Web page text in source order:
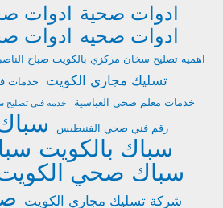
ادوات صحية ادوات
ادوات صحيه ادوات
اهميه تصليح سخان مركزي بالكويت صباح الناصر
تسليك مجاري الكويت
خدمات
خدمات معلم صحي العباسية
خدمه فني تصليح
رقم فني صحي الفنيطيس
سباك بالكويت
سباك صحي
شركة تسليك مجاري الكويت